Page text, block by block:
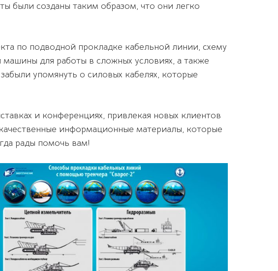
были созданы таким образом, что они легко
по подводной прокладке кабельной линии, схему
для работы в сложных условиях, а также
упомянуть о силовых кабелях, которые
и конференциях, привлекая новых клиентов
информационные материалы, которые
рады помочь вам!